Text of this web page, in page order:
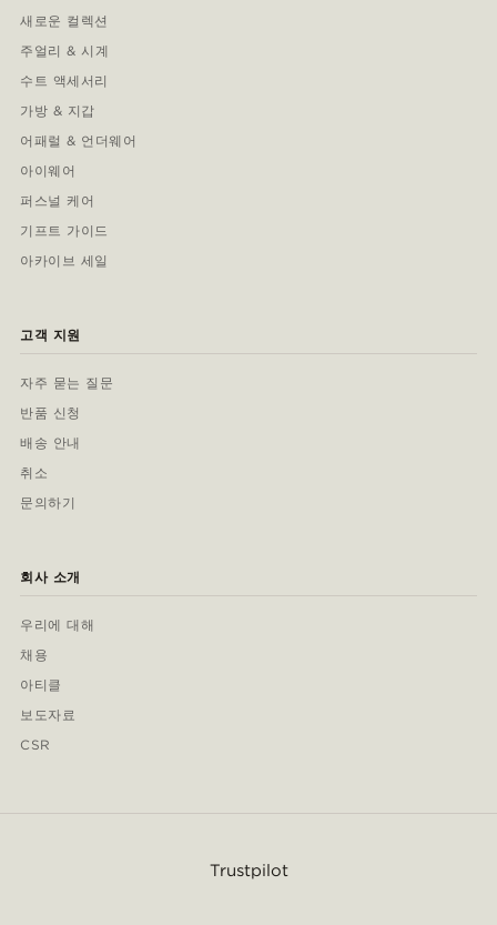
새로운 컬렉션
주얼리 & 시계
수트 액세서리
가방 & 지갑
어패럴 & 언더웨어
아이웨어
퍼스널 케어
기프트 가이드
아카이브 세일
고객 지원
자주 묻는 질문
반품 신청
배송 안내
취소
문의하기
회사 소개
우리에 대해
채용
아티클
보도자료
CSR
Trustpilot